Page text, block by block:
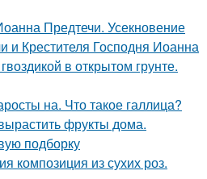
Предтечи. Усекновение
и Крестителя Господня Иоанна
в открытом грунте.
на. Что такое галлица?
фрукты дома.
подборку
композиция из сухих роз.